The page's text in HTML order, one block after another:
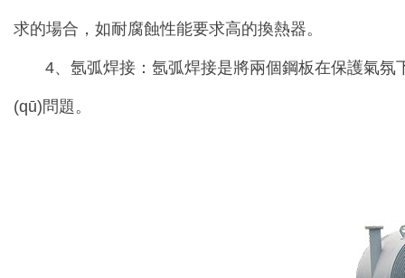
求的場合，如耐腐蝕性能要求高的換熱器。
4、氬弧焊接：氬弧焊接是將兩個鋼板在保護氣氛下進
(qū)問題。